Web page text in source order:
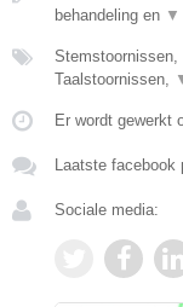
behandeling en ▼
Stemstoornissen,
Taalstoornissen,
Er wordt gewerkt
Laatste facebook
Sociale media: